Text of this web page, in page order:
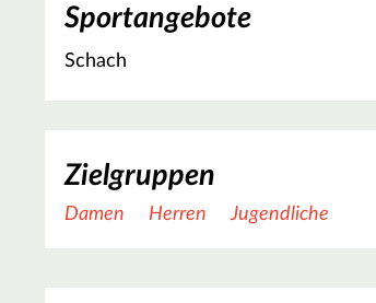
Sportangebote
Schach
Zielgruppen
Damen Herren Jugendliche